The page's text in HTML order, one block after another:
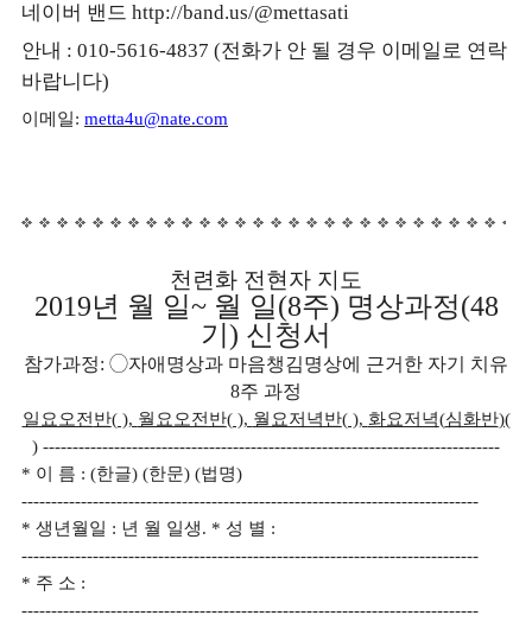
네이버 밴드 http://band.us/@mettasati
안내 : 010-5616-4837 (전화가 안 될 경우 이메일로 연락
바랍니다)
이메일: metta4u@nate.com
천련화 전현자 지도
2019년 월 일~ 월 일(8주) 명상과정(48
기 ) 신청서
참가과정: ◯자애명상과 마음챙김명상에 근거한 자기 치유
8주 과정
일요오전반( ), 월요오전반( ), 월요저녁반( ), 화요저녁(심화반)(
) -----------------------------------------------------------------------------
* 이 름 : (한글) (한문) (법명)
-----------------------------------------------------------------------------
* 생년월일 : 년 월 일생. * 성 별 :
-----------------------------------------------------------------------------
* 주 소 :
-----------------------------------------------------------------------------